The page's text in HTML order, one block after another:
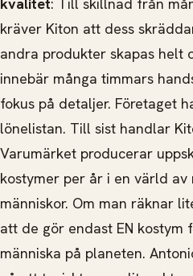
kräver Kiton att dess
andra produkter skapas helt
innebär många timmars
fokus på detaljer. Företaget
lönelistan. Till sist handlar
Varumärket producerar
kostymer per år i en värld av
människor. Om man räknar
att de gör endast EN kostym
människa på planeten.